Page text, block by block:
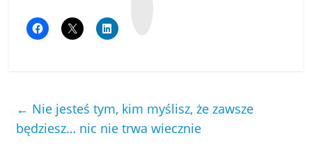
← Nie jesteś tym, kim myślisz, że zawsze
będziesz… nic nie trwa wiecznie